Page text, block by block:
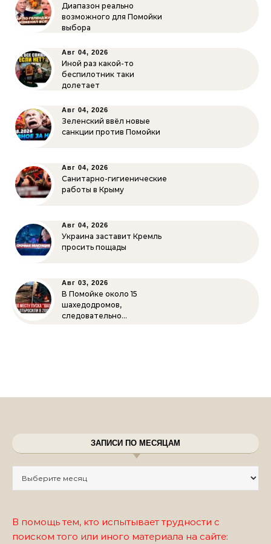
Диапазон реально
возможного для Помойки
выбора
Авг 04, 2026
Иной раз какой-то
беспилотник таки
долетает
Авг 04, 2026
Зеленский ввёл новые
санкции против Помойки
Авг 04, 2026
Санитарно-гигиенические
работы в Крыму
Авг 04, 2026
Украина заставит Кремль
просить пощады
Авг 03, 2026
В Помойке около 15
шахедодромов,
следовательно…
ЗАПИСИ ПО МЕСЯЦАМ
В помощь тем, кто испытывает трудности с
поиском того или иного материала на сайте: